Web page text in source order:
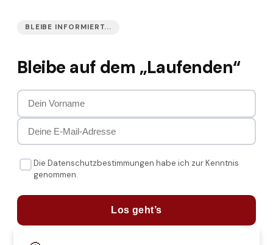
BLEIBE INFORMIERT...
Bleibe auf dem „Laufenden“
Die Datenschutzbestimmungen habe ich zur Kenntnis
genommen.
Los geht’s